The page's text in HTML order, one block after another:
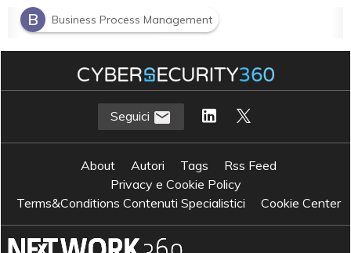
B
Business Process Management
C customer experience
customer intimacy
Insurance & Banking
Seguici
About Autori Tags
Rss Feed
Privacy e Cookie Policy
Terms&Conditions Contenuti Specialistici
Cookie Center